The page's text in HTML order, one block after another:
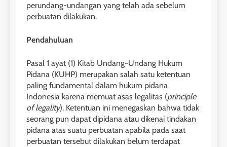
perundang-undangan yang telah ada sebelum
perbuatan dilakukan.
Pendahuluan
Pasal 1 ayat (1) Kitab Undang-Undang Hukum
Pidana (KUHP) merupakan salah satu ketentuan
paling fundamental dalam hukum pidana
Indonesia karena memuat asas legalitas (principle
of legality). Ketentuan ini menegaskan bahwa tidak
seorang pun dapat dipidana atau dikenai tindakan
pidana atas suatu perbuatan apabila pada saat
perbuatan tersebut dilakukan belum terdapat